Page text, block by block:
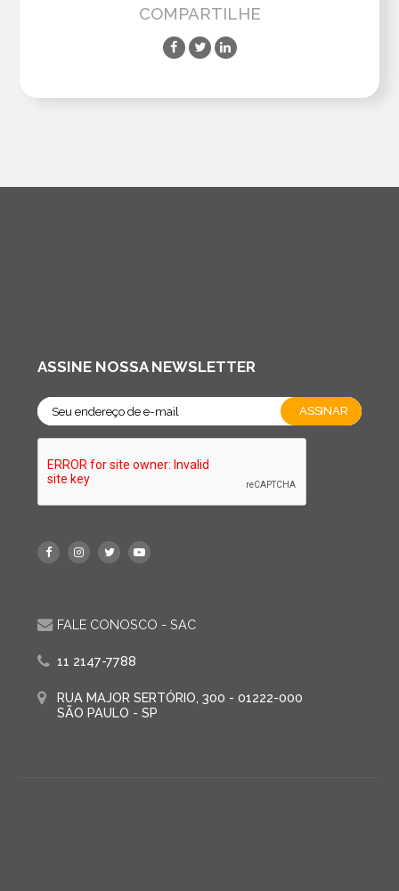
COMPARTILHE
ASSINE NOSSA NEWSLETTER
FALE CONOSCO - SAC
11 2147-7788
RUA MAJOR SERTÓRIO, 300 - 01222-000
SÃO PAULO - SP